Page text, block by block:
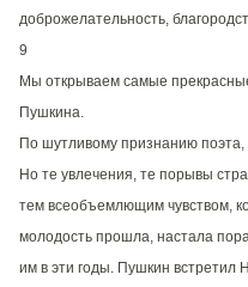
доброжелательность,
9
Мы открываем самые
Пушкина.
По шутливому признанию
Но те увлечения, те порывы
тем всеобъемлющим чувством,
молодость прошла, настала
им в эти годы. Пушкин встретил